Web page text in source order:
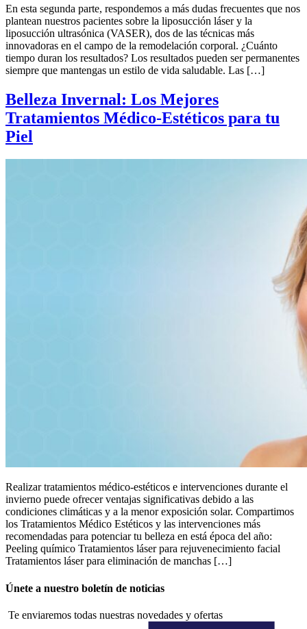
En esta segunda parte, respondemos a más dudas frecuentes que nos
plantean nuestros pacientes sobre la liposucción láser y la
liposucción ultrasónica (VASER), dos de las técnicas más
innovadoras en el campo de la remodelación corporal. ¿Cuánto
tiempo duran los resultados? Los resultados pueden ser permanentes
siempre que mantengas un estilo de vida saludable. Las […]
Belleza Invernal: Los Mejores
Tratamientos Médico-Estéticos para tu
Piel
Realizar tratamientos médico-estéticos e intervenciones durante el
invierno puede ofrecer ventajas significativas debido a las
condiciones climáticas y a la menor exposición solar. Compartimos
los Tratamientos Médico Estéticos y las intervenciones más
recomendadas para potenciar tu belleza en está época del año:
Peeling químico Tratamientos láser para rejuvenecimiento facial
Tratamientos láser para eliminación de manchas […]
Únete a nuestro boletín de noticias
Te enviaremos todas nuestras novedades y ofertas